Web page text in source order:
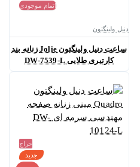
اتمام موجودی
دنیل ولینگتون
ساعت دنیل ولینگتون Jolie زنانه بند
کارتیری طلایی DW-7539-L
حراج
جدید